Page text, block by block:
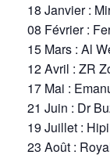
18 Janvier :
08 Février :
15 Mars : Al
12 Avril : ZR
17 Mai :
21 Juin : Dr
19 Juillet :
23 Août :